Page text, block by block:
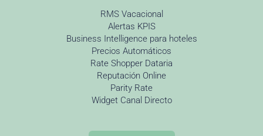
RMS Vacacional
Alertas KPIS
Business Intelligence para hoteles
Precios Automáticos
Rate Shopper Dataria
Reputación Online
Parity Rate
Widget Canal Directo